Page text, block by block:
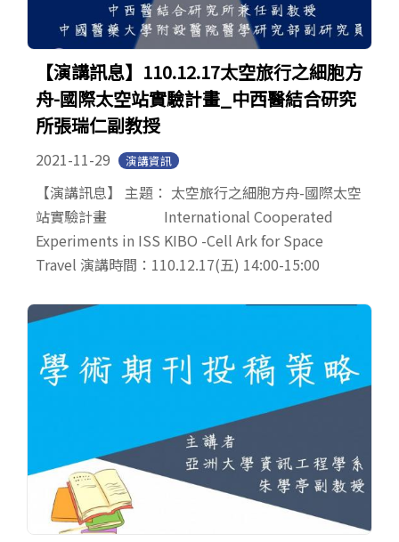
【演講訊息】110.12.17太空旅行之細胞方
舟-國際太空站實驗計畫_中西醫結合研究
所張瑞仁副教授
2021-11-29 演講資訊
【演講訊息】 主題： 太空旅行之細胞方舟-國際太空
站實驗計畫 International Cooperated
Experiments in ISS KIBO -Cell Ark for Space
Travel 演講時間：110.12.17(五) 14:00-15:00